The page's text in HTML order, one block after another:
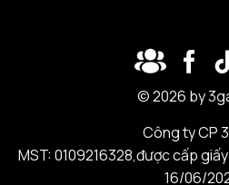
© 2026 by
Công ty CP
MST: 0109216328,được cấp
16/06/